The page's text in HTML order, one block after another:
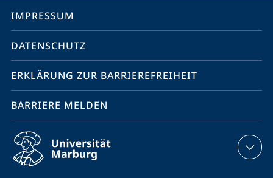
Service-
Navigation
IMPRESSUM
DATENSCHUTZ
ERKLÄRUNG ZUR BARRIEREFREIHEIT
BARRIERE MELDEN